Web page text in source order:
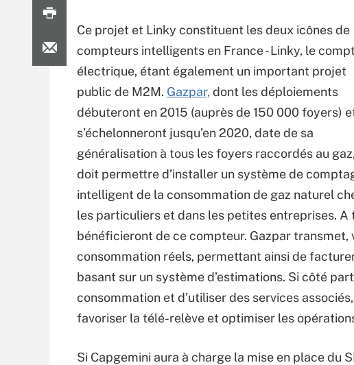
Ce projet et Linky constituent les deux icônes de
compteurs intelligents en France - Linky, le
électrique, étant également un important projet
public de M2M. Gazpar, dont les déploiements
débuteront en 2015 (auprès de 150 000 foyers)
s’échelonneront jusqu’en 2020, date de sa
généralisation à tous les foyers raccordés au gaz,
doit permettre d’installer un système de
intelligent de la consommation de gaz naturel
les particuliers et dans les petites entreprises. A
bénéficieront de ce compteur. Gazpar transmet,
consommation réels, permettant ainsi de
basant sur un système d’estimations. Si côté
consommation et d’utiliser des services
favoriser la télé-relève et optimiser les
Si Capgemini aura à charge la mise en place du